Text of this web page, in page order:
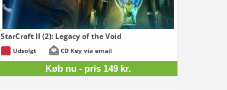
StarCraft II (2): Legacy of the Void
Udsolgt CD Key via email
Køb nu - pris 149 kr.